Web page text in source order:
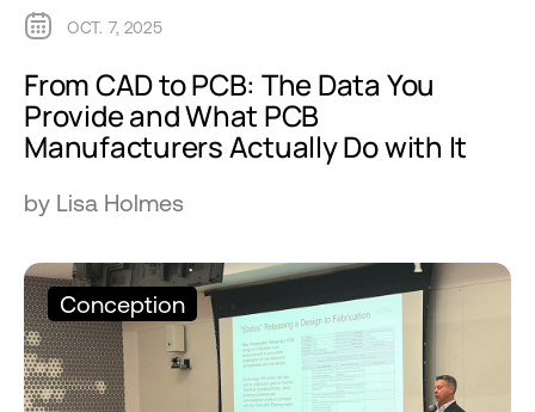
OCT. 7, 2025
From CAD to PCB: The Data You
Provide and What PCB
Manufacturers Actually Do with It
by Lisa Holmes
Conception